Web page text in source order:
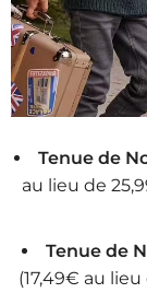
Tenue de
au lieu de
Tenue de
(17,49€ au